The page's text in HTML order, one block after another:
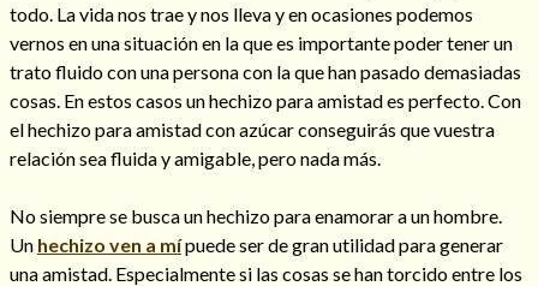
Hechizos de amor
todo. La vida nos trae y nos lleva y en ocasiones podemos
vernos en una situación en la que es importante poder tener un
trato fluido con una persona con la que han pasado demasiadas
cosas. En estos casos un hechizo para amistad es perfecto. Con
el hechizo para amistad con azúcar conseguirás que vuestra
relación sea fluida y amigable, pero nada más.
No siempre se busca un hechizo para enamorar a un hombre.
Un hechizo ven a mípuede ser de gran utilidad para generar
una amistad. Especialmente si las cosas se han torcido entre los